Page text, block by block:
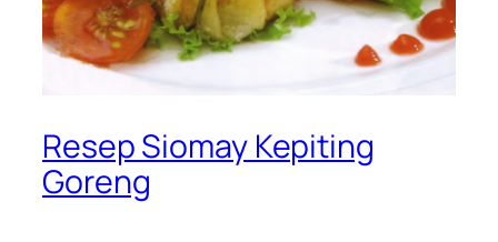
Resep Siomay Kepiting
Goreng